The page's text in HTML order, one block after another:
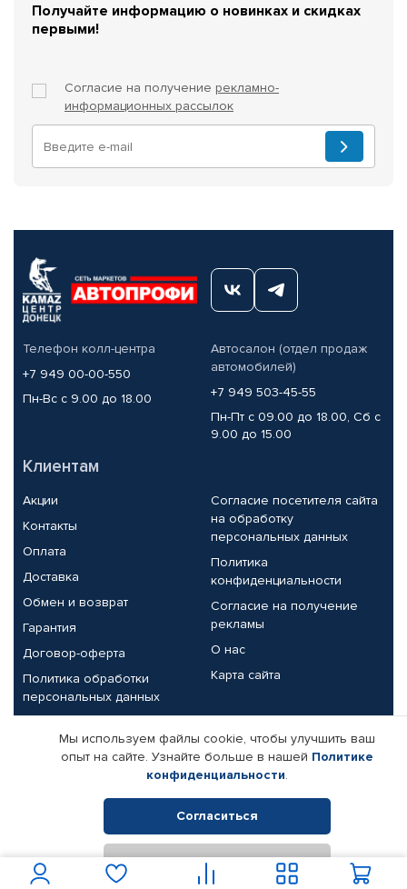
Получайте информацию о новинках и скидках
первыми!
Согласие на получение рекламно-
информационных рассылок
Телефон колл-центра
+7 949 00-00-550
Пн-Вс с 9.00 до 18.00
Автосалон (отдел продаж
автомобилей)
+7 949 503-45-55
Пн-Пт с 09.00 до 18.00, Сб с
9.00 до 15.00
Клиентам
Акции
Контакты
Оплата
Доставка
Обмен и возврат
Гарантия
Договор-оферта
Политика обработки
персональных данных
Согласие посетителя сайта
на обработку
персональных данных
Политика
конфиденциальности
Согласие на получение
рекламы
О нас
Карта сайта
Партнерам
Корпоративным клиентам
Поставщикам
Реквизиты компании
© КАМАЗ ЦЕНТР ДОНЕЦК, 2015-2026. Все права защищены.
Интернет-магазин автомобильных товаров Автопрофи.
Мы используем файлы cookie, чтобы улучшить ваш
опыт на сайте. Узнайте больше в нашей Политике
конфиденциальности.
Согласиться
Отклонить